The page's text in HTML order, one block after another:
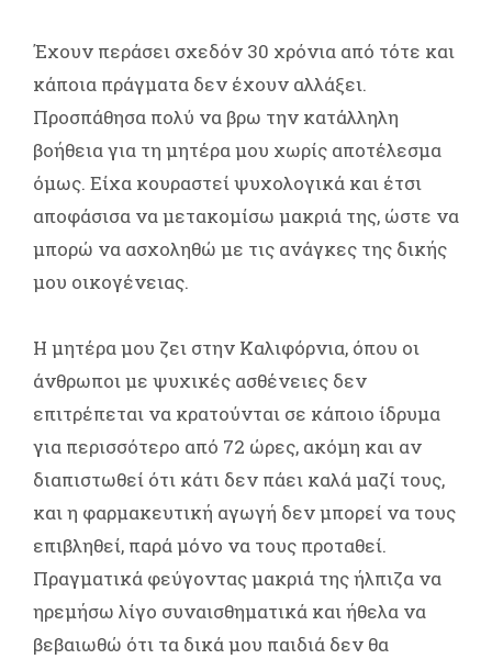
Έχουν περάσει σχεδόν 30 χρόνια από τότε και
κάποια πράγματα δεν έχουν αλλάξει.
Προσπάθησα πολύ να βρω την κατάλληλη
βοήθεια για τη μητέρα μου χωρίς αποτέλεσμα
όμως. Είχα κουραστεί ψυχολογικά και έτσι
αποφάσισα να μετακομίσω μακριά της, ώστε να
μπορώ να ασχοληθώ με τις ανάγκες της δικής
μου οικογένειας.
Η μητέρα μου ζει στην Καλιφόρνια, όπου οι
άνθρωποι με ψυχικές ασθένειες δεν
επιτρέπεται να κρατούνται σε κάποιο ίδρυμα
για περισσότερο από 72 ώρες, ακόμη και αν
διαπιστωθεί ότι κάτι δεν πάει καλά μαζί τους,
και η φαρμακευτική αγωγή δεν μπορεί να τους
επιβληθεί, παρά μόνο να τους προταθεί.
Πραγματικά φεύγοντας μακριά της ήλπιζα να
ηρεμήσω λίγο συναισθηματικά και ήθελα να
βεβαιωθώ ότι τα δικά μου παιδιά δεν θα